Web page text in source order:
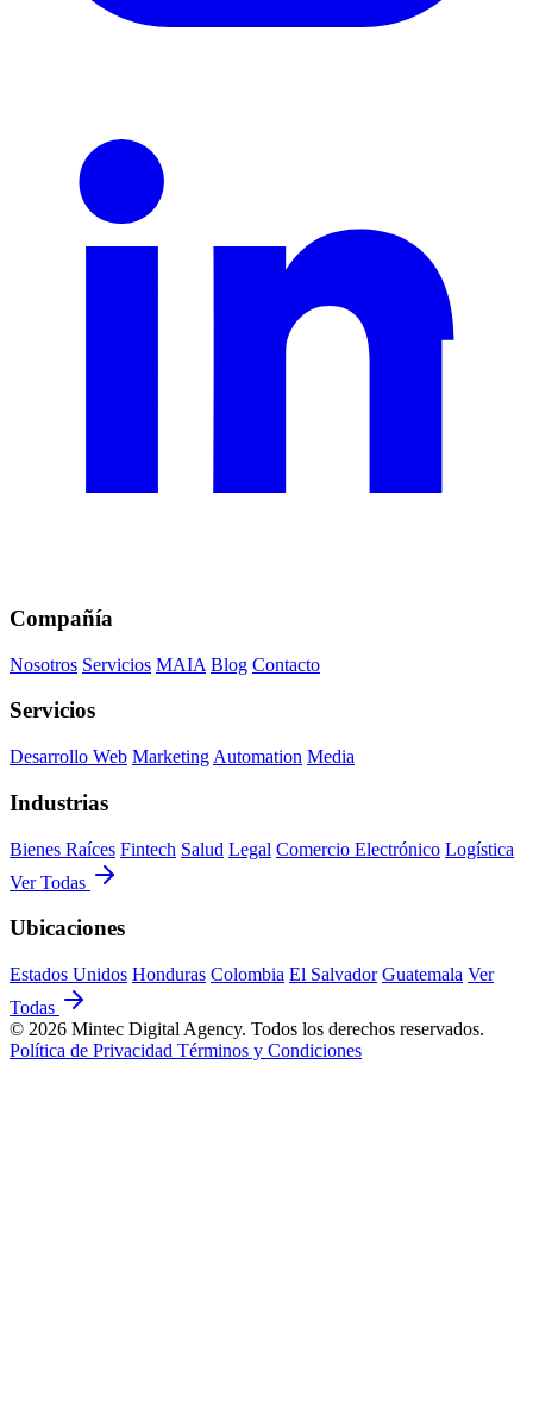
Compañía
Nosotros Servicios MAIA Blog Contacto
Servicios
Desarrollo Web Marketing Automation Media
Industrias
Bienes Raíces Fintech Salud Legal Comercio Electrónico Logística
Ver Todas
Ubicaciones
Estados Unidos Honduras Colombia El Salvador Guatemala Ver
Todas
© 2026 Mintec Digital Agency. Todos los derechos reservados.
Política de Privacidad Términos y Condiciones